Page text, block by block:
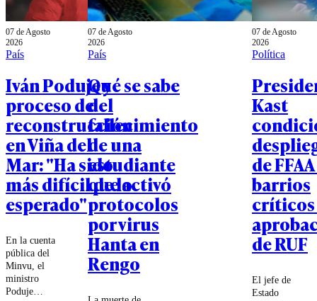
07 de Agosto
2026
País
Iván Poduje y
proceso de
reconstrucción
en Viña del
Mar: "Ha sido
más difícil de lo
esperado"
En la cuenta
pública del
Minvu, el
ministro
Poduje
07 de Agosto
2026
País
Qué se sabe
del
fallecimiento
de una
estudiante
que activó
protocolos
por virus
Hanta en
Rengo
07 de Agosto
2026
Política
Kast
de
barrios
críticos
de RUF
El jefe de
Estado